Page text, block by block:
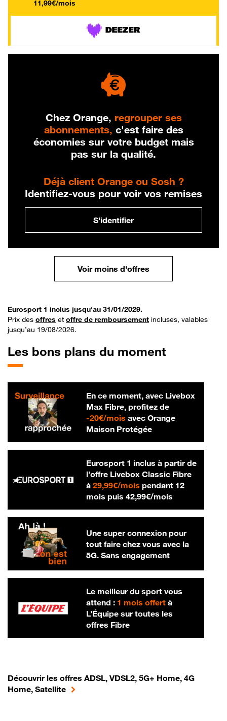
11,99€/mois
Chez Orange, regrouper ses
abonnements, c'est faire des
économies sur votre budget mais
pas sur la qualité.
Déjà client Orange ou Sosh ?
Identifiez-vous pour voir vos remises
S'identifier
Voir moins d'offres
Eurosport 1 inclus jusqu'au 31/01/2029.
Prix des offres et offre de remboursement incluses, valables
jusqu’au 19/08/2026.
Les bons plans du moment
En ce moment, avec Livebox
Max Fibre, profitez de
-20€/mois20 € par mois
avec Orange
Maison Protégée
Eurosport 1 inclus à partir de
l’offre Livebox Classic Fibre
à 29,99€/mois29,99 € par mois
pendant 12
mois puis 42,99€/mois42,99 € par
Une super connexion pour
tout faire chez vous avec la
5G. Sans engagement
Le meilleur du sport vous
attend : 1 mois offertà
L’Équipe sur toutes les
offres Fibre
Découvrir les offres ADSL, VDSL2, 5G+ Home, 4G
Home, Satellite